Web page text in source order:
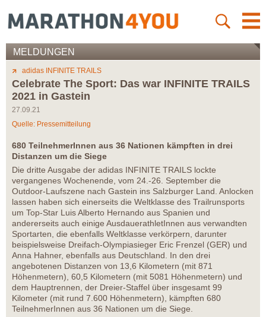
MELDUNGEN
adidas INFINITE TRAILS
Celebrate The Sport: Das war INFINITE TRAILS
2021 in Gastein
27.09.21
Quelle: Pressemitteilung
680 TeilnehmerInnen aus 36 Nationen kämpften in drei
Distanzen um die Siege
Die dritte Ausgabe der adidas INFINITE TRAILS lockte
vergangenes Wochenende, vom 24.-26. September die
Outdoor-Laufszene nach Gastein ins Salzburger Land. Anlocken
lassen haben sich einerseits die Weltklasse des Trailrunsports
um Top-Star Luis Alberto Hernando aus Spanien und
andererseits auch einige AusdauerathletInnen aus verwandten
Sportarten, die ebenfalls Weltklasse verkörpern, darunter
beispielsweise Dreifach-Olympiasieger Eric Frenzel (GER) und
Anna Hahner, ebenfalls aus Deutschland. In den drei
angebotenen Distanzen von 13,6 Kilometern (mit 871
Höhenmetern), 60,5 Kilometern (mit 5081 Höhenmetern) und
dem Hauptrennen, der Dreier-Staffel über insgesamt 99
Kilometer (mit rund 7.600 Höhenmetern), kämpften 680
TeilnehmerInnen aus 36 Nationen um die Siege.